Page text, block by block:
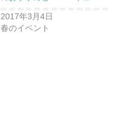
2017年3月4日
春のイベント